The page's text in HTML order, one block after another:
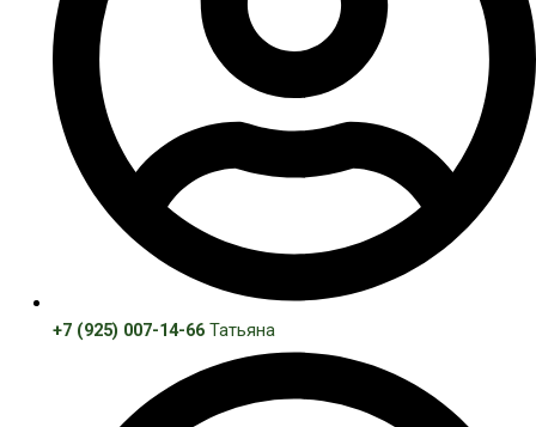
+7 (925) 007-14-66Татьяна